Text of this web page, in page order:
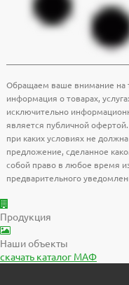
Обращаем ваше внимание на
информация о товарах,
исключительно
является публичной
при каких условиях не
предложение, сделанное
собой право в любое время
предварительного
Продукция
Наши объекты
скачать каталог МАФ